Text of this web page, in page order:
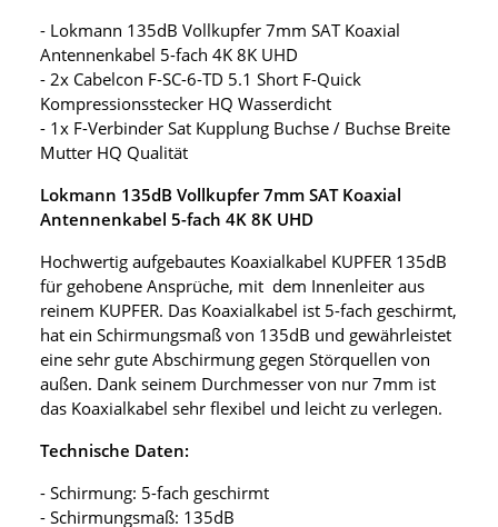
- Lokmann 135dB Vollkupfer 7mm SAT Koaxial
Antennenkabel 5-fach 4K 8K UHD
- 2x Cabelcon F-SC-6-TD 5.1 Short F-Quick
Kompressionsstecker HQ Wasserdicht
- 1x F-Verbinder Sat Kupplung Buchse / Buchse Breite
Mutter HQ Qualität
Lokmann 135dB Vollkupfer 7mm SAT Koaxial
Antennenkabel 5-fach 4K 8K UHD
Hochwertig aufgebautes Koaxialkabel KUPFER 135dB
für gehobene Ansprüche, mit dem Innenleiter aus
reinem KUPFER. Das Koaxialkabel ist 5-fach geschirmt,
hat ein Schirmungsmaß von 135dB und gewährleistet
eine sehr gute Abschirmung gegen Störquellen von
außen. Dank seinem Durchmesser von nur 7mm ist
das Koaxialkabel sehr flexibel und leicht zu verlegen.
Technische Daten:
- Schirmung: 5-fach geschirmt
- Schirmungsmaß: 135dB